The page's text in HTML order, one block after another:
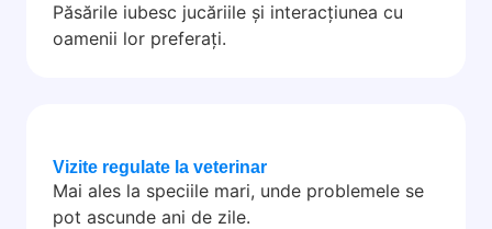
Păsările iubesc jucăriile și interacțiunea cu
oamenii lor preferați.
Vizite regulate la veterinar
Mai ales la speciile mari, unde problemele se
pot ascunde ani de zile.